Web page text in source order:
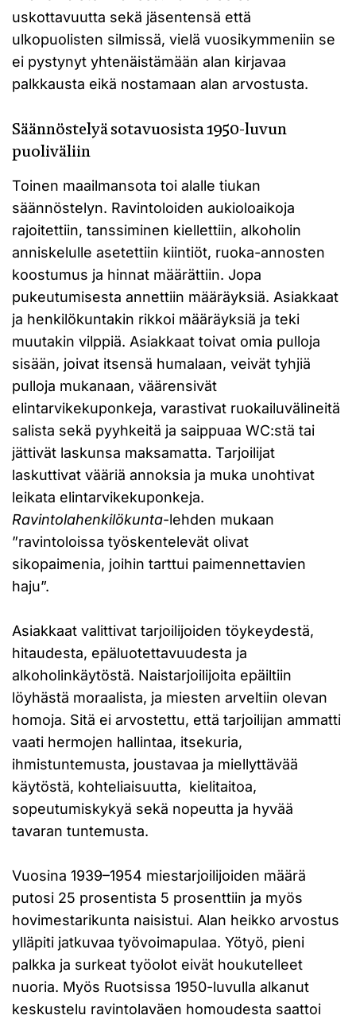
uskottavuutta sekä jäsentensä että
ulkopuolisten silmissä, vielä vuosikymmeniin se
ei pystynyt yhtenäistämään alan kirjavaa
palkkausta eikä nostamaan alan arvostusta.
Säännöstelyä sotavuosista 1950-luvun
puoliväliin
Toinen maailmansota toi alalle tiukan
säännöstelyn. Ravintoloiden aukioloaikoja
rajoitettiin, tanssiminen kiellettiin, alkoholin
anniskelulle asetettiin kiintiöt, ruoka-annosten
koostumus ja hinnat määrättiin. Jopa
pukeutumisesta annettiin määräyksiä. Asiakkaat
ja henkilökuntakin rikkoi määräyksiä ja teki
muutakin vilppiä. Asiakkaat toivat omia pulloja
sisään, joivat itsensä humalaan, veivät tyhjiä
pulloja mukanaan, väärensivät
elintarvikekuponkeja, varastivat ruokailuvälineitä
salista sekä pyyhkeitä ja saippuaa WC:stä tai
jättivät laskunsa maksamatta. Tarjoilijat
laskuttivat vääriä annoksia ja muka unohtivat
leikata elintarvikekuponkeja.
Ravintolahenkilökunta-lehden mukaan
”ravintoloissa työskentelevät olivat
sikopaimenia, joihin tarttui paimennettavien
haju”.
Asiakkaat valittivat tarjoilijoiden töykeydestä,
hitaudesta, epäluotettavuudesta ja
alkoholinkäytöstä. Naistarjoilijoita epäiltiin
löyhästä moraalista, ja miesten arveltiin olevan
homoja. Sitä ei arvostettu, että tarjoilijan ammatti
vaati hermojen hallintaa, itsekuria,
ihmistuntemusta, joustavaa ja miellyttävää
käytöstä, kohteliaisuutta, kielitaitoa,
sopeutumiskykyä sekä nopeutta ja hyvää
tavaran tuntemusta.
Vuosina 1939–1954 miestarjoilijoiden määrä
putosi 25 prosentista 5 prosenttiin ja myös
hovimestarikunta naisistui. Alan heikko arvostus
ylläpiti jatkuvaa työvoimapulaa. Yötyö, pieni
palkka ja surkeat työolot eivät houkutelleet
nuoria. Myös Ruotsissa 1950-luvulla alkanut
keskustelu ravintolaväen homoudesta saattoi